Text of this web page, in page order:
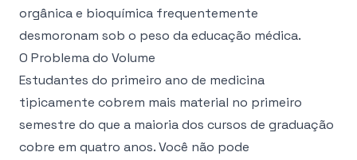
orgânica e bioquímica frequentemente
desmoronam sob o peso da educação médica.
O Problema do Volume
Estudantes do primeiro ano de medicina
tipicamente cobrem mais material no primeiro
semestre do que a maioria dos cursos de graduação
cobre em quatro anos. Você não pode